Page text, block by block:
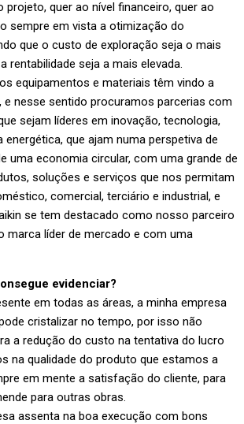
quer ao nível financeiro, quer ao
sempre em vista a otimização do
que o custo de exploração seja o mais
rentabilidade seja a mais elevada.
equipamentos e materiais têm vindo a
e nesse sentido procuramos parcerias com
sejam líderes em inovação, tecnologia,
energética, que ajam numa perspetiva de
uma economia circular, com uma grande de
soluções e serviços que nos permitam
comercial, terciário e industrial, e
se tem destacado como nosso parceiro
marca líder de mercado e com uma
evidenciar?
em todas as áreas, a minha empresa
cristalizar no tempo, por isso não
a redução do custo na tentativa do lucro
na qualidade do produto que estamos a
em mente a satisfação do cliente, para
para outras obras.
assenta na boa execução com bons